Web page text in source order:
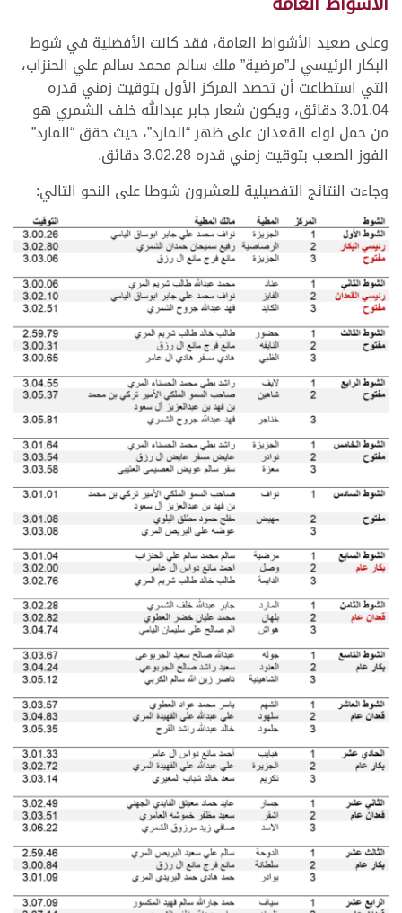
وعلى صعيد الأشواط العامة، فقد كانت الأفضلية في شوط
البكار الرئيسي لـ”مرضية” ملك سالم محمد سالم علي الحنزاب،
التي استطاعت أن تحصد المركز الأول بتوقيت زمني قدره
3.01.04 دقائق، ويكون شعار جابر عبدالله خلف الشمري هو
من حمل لواء القعدان على ظهر “المارد”، حيث حقق “المارد”
الفوز الصعب بتوقيت زمني قدره 3.02.28 دقائق.
وجاءت النتائج التفصيلية للعشرون شوطا على النحو التالي: